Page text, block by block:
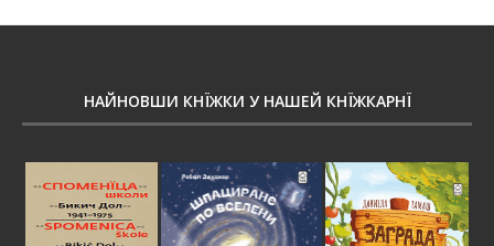
НАЙНОВШИ КНЇЖКИ У НАШЕЙ КНЇЖКАРНЇ